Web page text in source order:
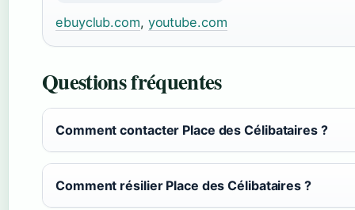
ebuyclub.com, youtube.com
Questions fréquentes
Comment contacter Place des Célibataires ?
Comment résilier Place des Célibataires ?